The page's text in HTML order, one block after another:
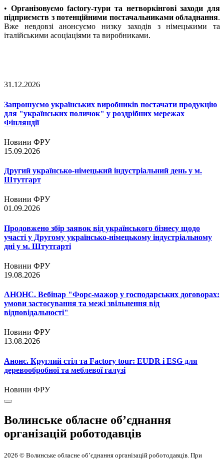
• Організовуємо factory-тури та нетворкінгові заходи для
підприємств з потенційними постачальниками обладнання.
Вже невдовзі анонсуємо низку заходів з німецькими та
італійськими асоціаціями та виробниками.
31.12.2026
Запрошуємо українських виробників постачати продукцію
для "українських поличок" у роздрібних мережах
Фінляндії
Новини ФРУ
15.09.2026
Другий українсько-німецький індустріальний день у м.
Штутгарт
Новини ФРУ
01.09.2026
Продовжено збір заявок від українського бізнесу щодо
участі у Другому українсько-німецькому індустріальному
дні у м. Штутгарті
Новини ФРУ
19.08.2026
АНОНС. Вебінар "Форс-мажор у господарських договорах:
умови застосування та межі звільнення від
відповідальності"
Новини ФРУ
13.08.2026
Анонс. Круглий стіл та Factory tour: EUDR і ESG для
деревообробної та меблевої галузі
Новини ФРУ
Волинське обласне об’єднання
організацій роботодавців
2026 © Волинське обласне об’єднання організацій роботодавців. При